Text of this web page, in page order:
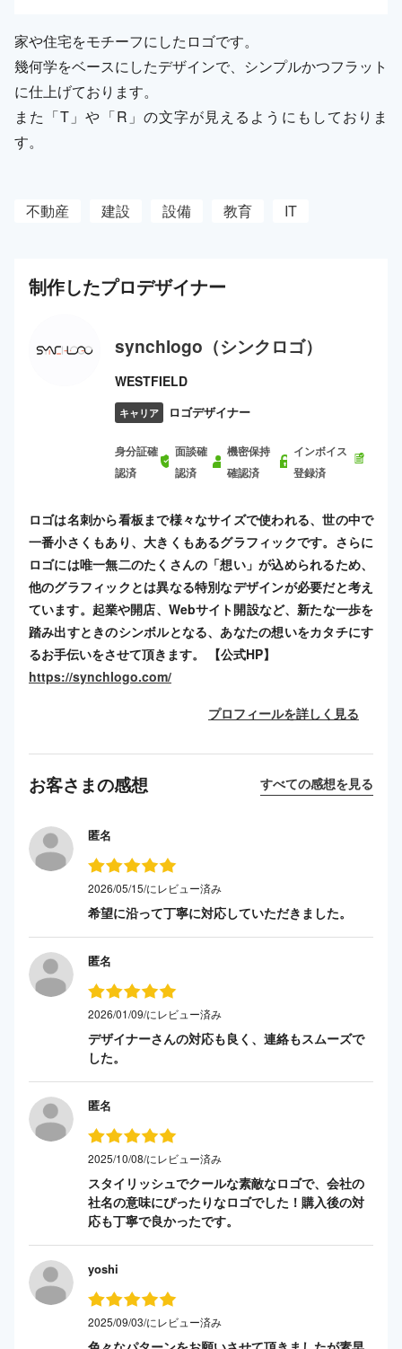
家や住宅をモチーフにしたロゴです。
幾何学をベースにしたデザインで、シンプルかつフラット
に仕上げております。
また「T」や「R」の文字が見えるようにもしておりま
す。
不動産 建設 設備 教育 IT
制作したプロデザイナー
synchlogo（シンクロゴ）
WESTFIELD
キャリア ロゴデザイナー
身分証確
認済
面談確
認済
機密保持
確認済
インボイス
登録済
ロゴは名刺から看板まで様々なサイズで使われる、世の中で
一番小さくもあり、大きくもあるグラフィックです。さらに
ロゴには唯一無二のたくさんの「想い」が込められるため、
他のグラフィックとは異なる特別なデザインが必要だと考え
ています。起業や開店、Webサイト開設など、新たな一歩を
踏み出すときのシンボルとなる、あなたの想いをカタチにす
るお手伝いをさせて頂きます。 【公式HP】
https://synchlogo.com/
プロフィールを詳しく見る
お客さまの感想 すべての感想を見る
匿名
2026/05/15/にレビュー済み
希望に沿って丁寧に対応していただきました。
匿名
2026/01/09/にレビュー済み
デザイナーさんの対応も良く、連絡もスムーズで
した。
匿名
2025/10/08/にレビュー済み
スタイリッシュでクールな素敵なロゴで、会社の
社名の意味にぴったりなロゴでした！購入後の対
応も丁寧で良かったです。
yoshi
2025/09/03/にレビュー済み